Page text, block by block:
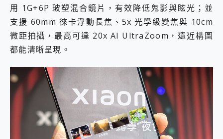
用 1G+6P 玻塑混合鏡片，有效降低鬼影與眩光；並
支援 60mm 徠卡浮動長焦、5x 光學級變焦與 10cm
微距拍攝，最高可達 20x AI UltraZoom，遠近構圖
都能清晰呈現。